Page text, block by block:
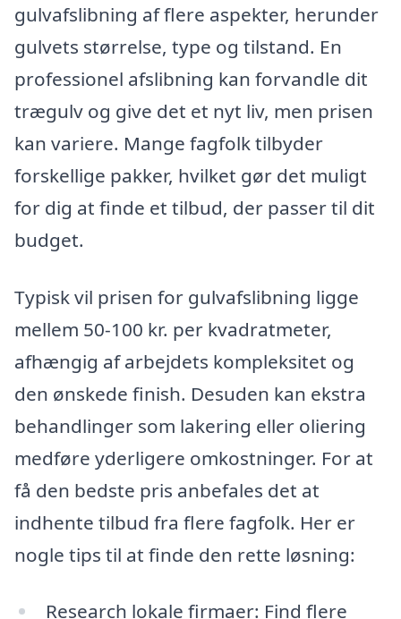
gulvafslibning af flere aspekter, herunder
gulvets størrelse, type og tilstand. En
professionel afslibning kan forvandle dit
trægulv og give det et nyt liv, men prisen
kan variere. Mange fagfolk tilbyder
forskellige pakker, hvilket gør det muligt
for dig at finde et tilbud, der passer til dit
budget.
Typisk vil prisen for gulvafslibning ligge
mellem 50-100 kr. per kvadratmeter,
afhængig af arbejdets kompleksitet og
den ønskede finish. Desuden kan ekstra
behandlinger som lakering eller oliering
medføre yderligere omkostninger. For at
få den bedste pris anbefales det at
indhente tilbud fra flere fagfolk. Her er
nogle tips til at finde den rette løsning:
Research lokale firmaer: Find flere